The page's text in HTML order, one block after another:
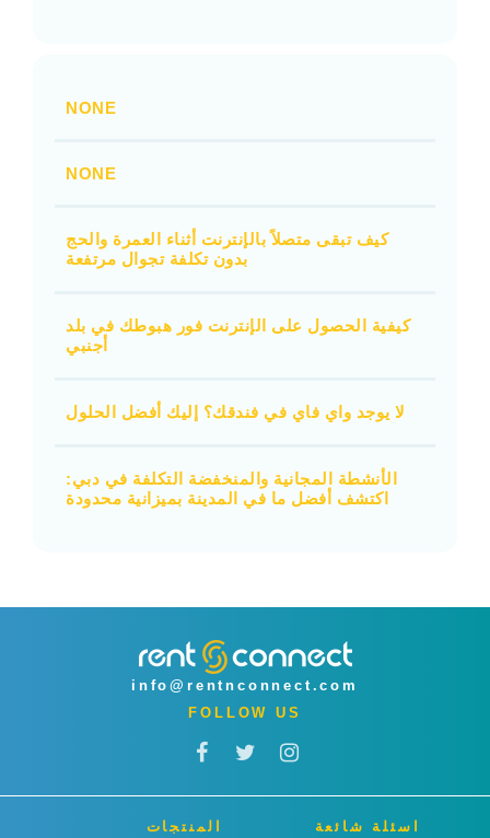
NONE
NONE
كيف تبقى متصلاً بالإنترنت أثناء العمرة والحج
بدون تكلفة تجوال مرتفعة
كيفية الحصول على الإنترنت فور هبوطك في بلد
أجنبي
لا يوجد واي فاي في فندقك؟ إليك أفضل الحلول
الأنشطة المجانية والمنخفضة التكلفة في دبي:
اكتشف أفضل ما في المدينة بميزانية محدودة
info@rentnconnect.com
FOLLOW US
المنتجات اسئلة شائعة